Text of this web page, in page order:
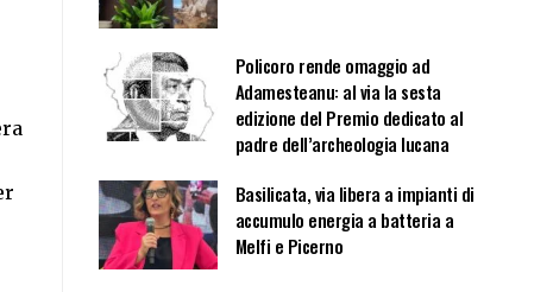
Policoro rende omaggio ad
Adamesteanu: al via la sesta
edizione del Premio dedicato al
padre dell’archeologia lucana
Basilicata, via libera a impianti di
accumulo energia a batteria a
Melfi e Picerno